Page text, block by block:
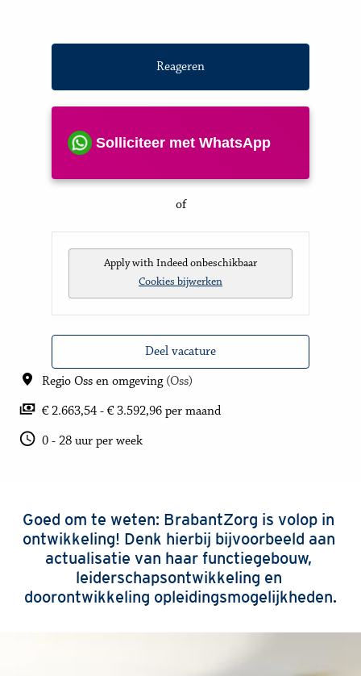
Reageren
Solliciteer met WhatsApp
of
Apply with Indeed onbeschikbaar
Cookies bijwerken
Deel vacature
Regio Oss en omgeving (Oss)
€ 2.663,54 - € 3.592,96 per maand
0 - 28 uur per week
Goed om te weten: BrabantZorg is volop in
ontwikkeling! Denk hierbij bijvoorbeeld aan
actualisatie van haar functiegebouw,
leiderschapsontwikkeling en
doorontwikkeling opleidingsmogelijkheden.